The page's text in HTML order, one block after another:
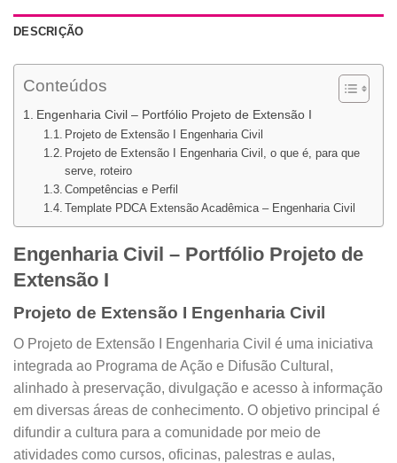
DESCRIÇÃO
Conteúdos
Engenharia Civil – Portfólio Projeto de Extensão I
Projeto de Extensão I Engenharia Civil
Projeto de Extensão I Engenharia Civil, o que é, para que
serve, roteiro
Competências e Perfil
Template PDCA Extensão Acadêmica – Engenharia Civil
Engenharia Civil – Portfólio Projeto de
Extensão I
Projeto de Extensão I Engenharia Civil
O Projeto de Extensão I Engenharia Civil é uma iniciativa
integrada ao Programa de Ação e Difusão Cultural,
alinhado à preservação, divulgação e acesso à informação
em diversas áreas de conhecimento. O objetivo principal é
difundir a cultura para a comunidade por meio de
atividades como cursos, oficinas, palestras e aulas,